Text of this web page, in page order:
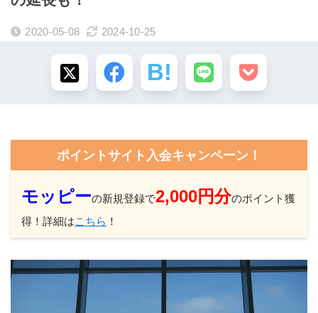
2020-05-08 2024-10-25
ポイントサイト入会キャンペーン！
モッピーの新規登録で2,000円分のポイント獲
得！詳細はこちら ！